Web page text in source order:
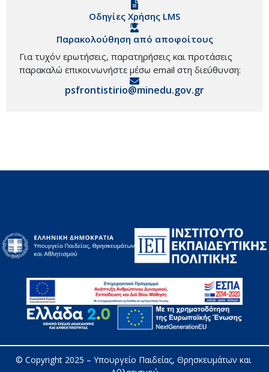
Οδηγίες Χρήσης LMS
Παρακολούθηση από αποφοίτους
Για τυχόν ερωτήσεις, παρατηρήσεις και προτάσεις
παρακαλώ επικοινωνήστε μέσω email στη διεύθυνση:
psfrontistirio@minedu.gov.gr
© Copyright 2025 – Υπουργείο Παιδείας, Θρησκευμάτων και